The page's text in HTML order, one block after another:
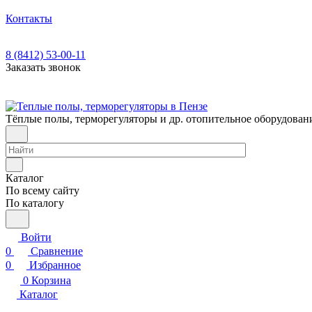
Контакты
8 (8412) 53-00-11
Заказать звонок
Тёплые полы, терморегуляторы и др. отопительное
Каталог
По всему сайту
По каталогу
Войти
0
Сравнение
0
Избранное
0 Корзина
Каталог